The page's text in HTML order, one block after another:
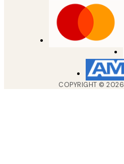
COPYRIGHT ©2026